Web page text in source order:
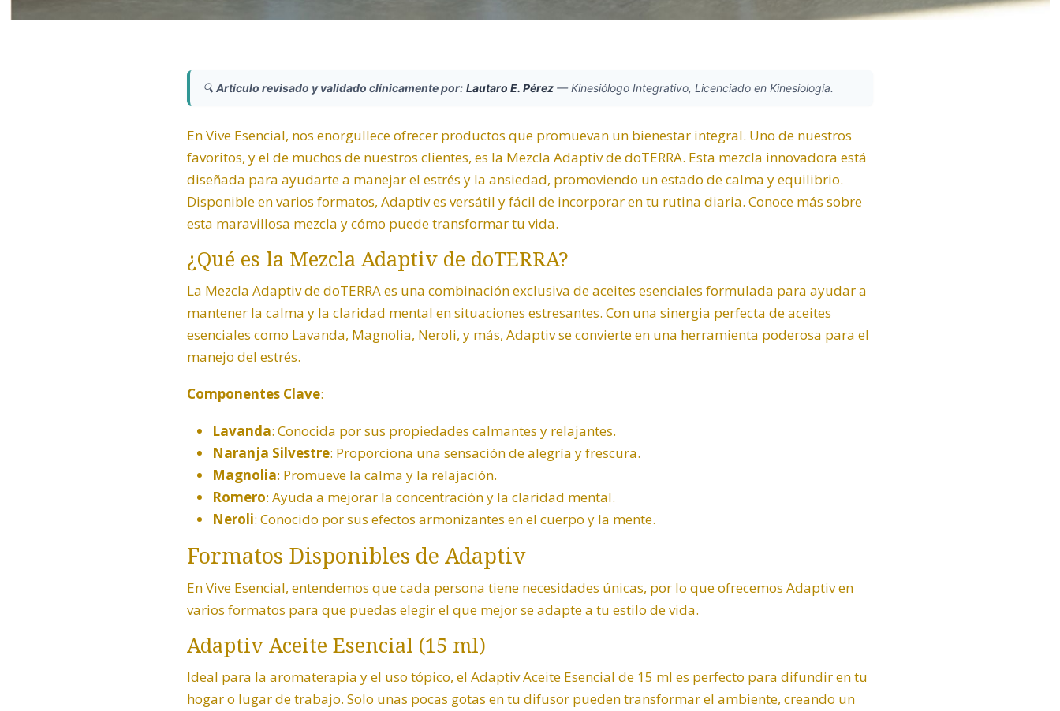
🔍 Artículo revisado y validado clínicamente por: Lautaro E. Pérez—Kinesiólogo Integrativo, Licenciado en Kinesiología.
En Vive Esencial, nos enorgullece ofrecer productos que promuevan un bienestar integral. Uno de nuestros
favoritos, y el de muchos de nuestros clientes, es la Mezcla Adaptiv de doTERRA. Esta mezcla innovadora está
diseñada para ayudarte a manejar el estrés y la ansiedad, promoviendo un estado de calma y equilibrio.
Disponible en varios formatos, Adaptives versátil y fácil de incorporar en tu rutina diaria. Conoce más sobre
esta maravillosa mezcla y cómo puede transformar tu vida.
¿Qué es la Mezcla Adaptiv de doTERRA?
La Mezcla Adaptiv de doTERRAes una combinación exclusiva de aceites esenciales formulada para ayudar a
mantener la calma y la claridad mental en situaciones estresantes. Con una sinergia perfecta de aceites
esenciales como Lavanda, Magnolia, Neroli, y más, Adaptiv se convierte en una herramienta poderosa para el
manejo del estrés.
Componentes Clave:
Lavanda: Conocida por sus propiedades calmantes y relajantes.
Naranja Silvestre: Proporciona una sensación de alegría y frescura.
Magnolia: Promueve la calma y la relajación.
Romero: Ayuda a mejorar la concentración y la claridad mental.
Neroli: Conocido por sus efectos armonizantes en el cuerpo y la mente.
Formatos Disponibles de Adaptiv
En Vive Esencial, entendemos que cada persona tiene necesidades únicas, por lo que ofrecemos Adaptiv en
varios formatos para que puedas elegir el que mejor se adapte a tu estilo de vida.
Adaptiv Aceite Esencial (15 ml)
Ideal para la aromaterapia y el uso tópico, el Adaptiv Aceite Esencial de 15 ml es perfecto para difundir en tu
hogar o lugar de trabajo. Solo unas pocas gotas en tu difusor pueden transformar el ambiente, creando un